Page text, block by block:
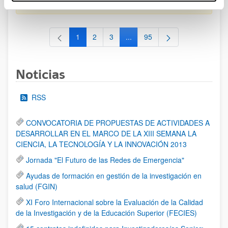
al 30/07/2026 (ambos incluídos)
Página
1 Página
2 Página
3 ...Páginas intermedias Use TAB
Página
95
Noticias
RSS
CONVOCATORIA DE PROPUESTAS DE ACTIVIDADES A
DESARROLLAR EN EL MARCO DE LA XIII SEMANA LA
CIENCIA, LA TECNOLOGÍA Y LA INNOVACIÓN 2013
Jornada "El Futuro de las Redes de Emergencia"
Ayudas de formación en gestión de la investigación en
salud (FGIN)
XI Foro Internacional sobre la Evaluación de la Calidad
de la Investigación y de la Educación Superior (FECIES)